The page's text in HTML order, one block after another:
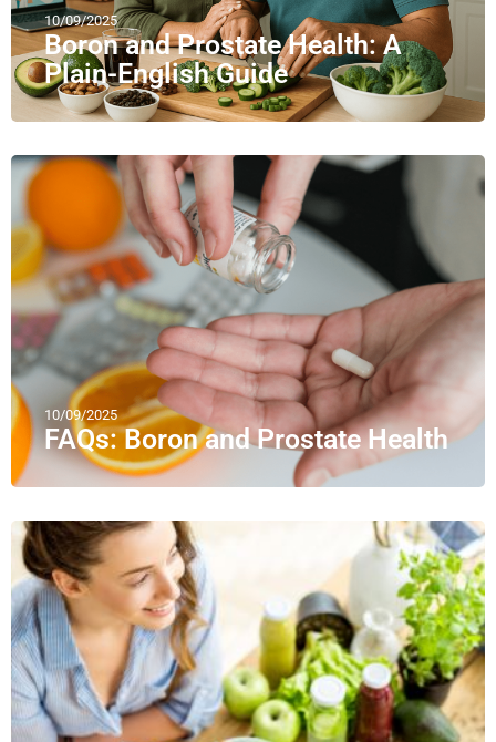
10/09/2025
Boron and Prostate Health: A
Plain-English Guide
10/09/2025
FAQs: Boron and Prostate Health